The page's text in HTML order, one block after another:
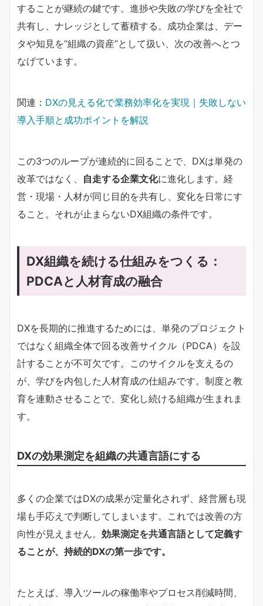
することが継続の鍵です。進捗や失敗の学びを全社で
共有し、ナレッジとして蓄積する。成功企業は、デー
タや知見を“組織の資産”として扱い、次の改善へとつ
なげています。
関連： DXの見える化で業務効率化を実現｜失敗しない
導入手順と成功ポイントを解説
この3つのループが連続的に回ることで、DXは単発の
改革ではなく、 自走する企業文化に進化します。経
営・現場・人材が同じ目的を共有し、変化を日常にす
ること。それが止まらないDX組織の条件です。
DX組織を続ける仕組みをつくる：
PDCAと人材育成の融合
DXを長期的に推進するためには、単発のプロジェクト
ではなく組織全体で回る改善サイクル（PDCA）を設
計することが不可欠です。このサイクルを支えるの
が、学びを内包した人材育成の仕組みです。制度と教
育を連動させることで、変化し続ける組織が生まれま
す。
DXの効果測定を組織の共通言語にする
多くの企業ではDXの成果が定量化されず、経営層も現
場も手応えで判断してしまいます。これでは改善の方
向性が見えません。 効果測定を共通言語として定義す
ることが、持続的DXの第一歩です。
たとえば、導入ツールの稼働率やプロセス削減時間、